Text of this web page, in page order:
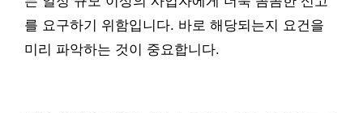
를 요구하기 위함입니다. 바로 해당되는지 요건을
미리 파악하는 것이 중요합니다.